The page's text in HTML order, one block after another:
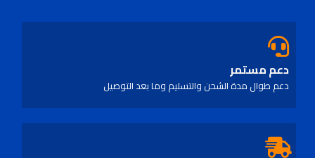
دعم مستمر
دعم طوال مدة الشحن والتسليم وما بعد التوصيل